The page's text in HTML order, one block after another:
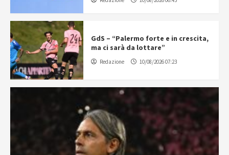
GdS – “Palermo forte e in crescita,
ma ci sarà da lottare”
Redazione 10/08/2026 07:23